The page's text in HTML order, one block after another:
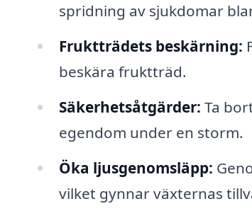
spridning av sjukdomar
Fruktträdets beskärning:
beskära fruktträd.
Säkerhetsåtgärder: Ta
egendom under en storm.
Öka ljusgenomsläpp:
vilket gynnar växternas